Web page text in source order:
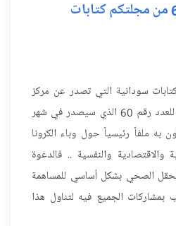
دعوة للكتابة للعدد 60 من مجلتكم كتابات
سودانية التي تصدر عن مركز
الدراسات السودانية للكتابة للعدد رقم 60 الذي سيصدر في شهر
به ملفاً رئيسياً حول وباء الكرونا
والاقتصادية والنفسية .. فالدعوة
الصحي بشكل أساسي للمساهمة
الجميع فيه لتناول هذا